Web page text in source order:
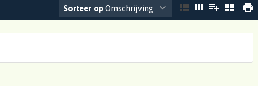
Sorteer op Omschrijving